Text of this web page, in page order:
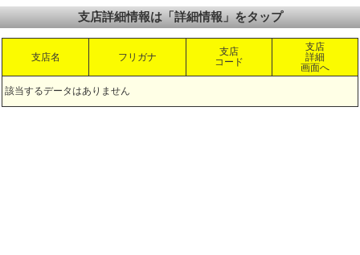
支店詳細情報は「詳細情報」をタップ
支店名 フリガナ
支店
コード
支店
詳細
画面へ
該当するデータはありません